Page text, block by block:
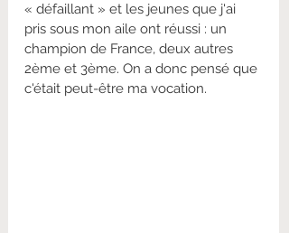
« défaillant » et les jeunes que j'ai
pris sous mon aile ont réussi : un
champion de France, deux autres
2ème et 3ème. On a donc pensé que
c'était peut-être ma vocation.